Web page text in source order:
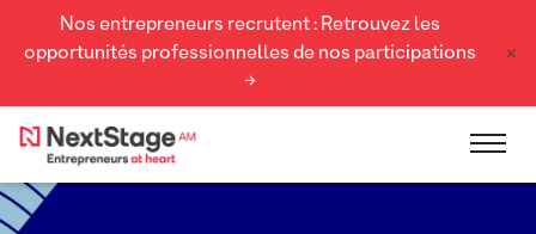
Nos entrepreneurs recrutent : Retrouvez les
opportunités professionnelles de nos participations
→
×